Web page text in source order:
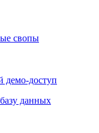
данных
свопы